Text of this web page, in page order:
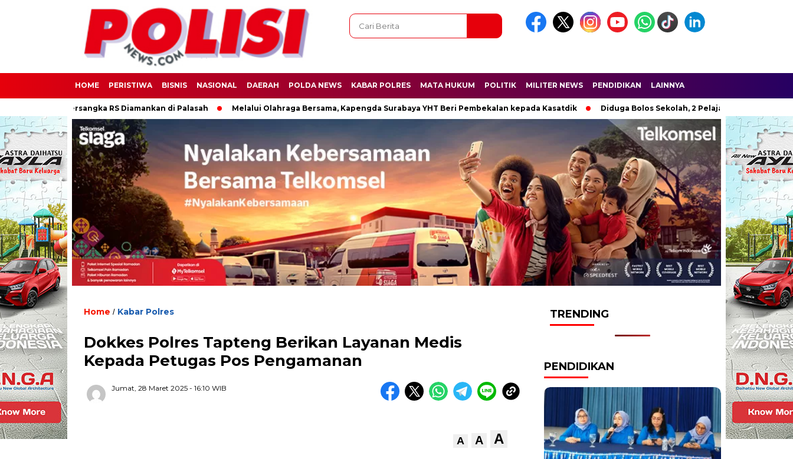
HOME PERISTIWA BISNIS NASIONAL DAERAH POLDA NEWS KABAR POLRES MATA HUKUM POLITIK MILITER NEWS PENDIDIKAN LAINNYA
Tersangka RS Diamankan di Palasah Melalui Olahraga Bersama, Kapengda Surabaya YHT Beri Pembekalan kepada Kasatdik Diduga Bolos Sekolah, 2 Pelajar SMP di Karawang
Home / Kabar Polres
Dokkes Polres Tapteng Berikan Layanan Medis
Kepada Petugas Pos Pengamanan
Jumat, 28 Maret 2025 - 16:10 WIB
A A A
TRENDING
PENDIDIKAN